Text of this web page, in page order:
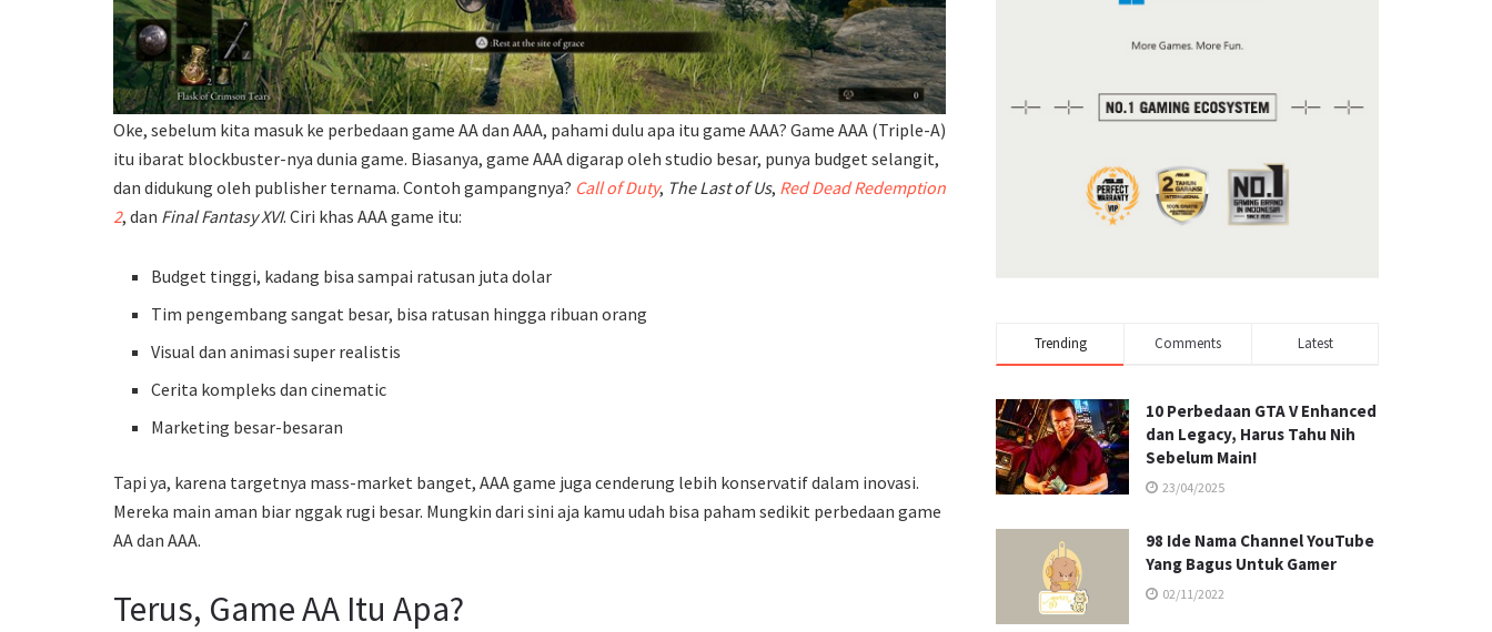
Oke, sebelum kita masuk ke perbedaan game AA dan AAA, pahami dulu apa itu game AAA? Game AAA (Triple-A)
itu ibarat blockbuster-nya dunia game. Biasanya, game AAA digarap oleh studio besar, punya budget selangit,
dan didukung oleh publisher ternama. Contoh gampangnya? Call of Duty, The Last of Us, Red Dead Redemption
2, dan Final Fantasy XVI. Ciri khas AAA game itu:
Budget tinggi, kadang bisa sampai ratusan juta dolar
Tim pengembang sangat besar, bisa ratusan hingga ribuan orang
Visual dan animasi super realistis
Cerita kompleks dan cinematic
Marketing besar-besaran
Tapi ya, karena targetnya mass-market banget, AAA game juga cenderung lebih konservatif dalam inovasi.
Mereka main aman biar nggak rugi besar. Mungkin dari sini aja kamu udah bisa paham sedikit perbedaan game
AA dan AAA.
Terus, Game AA Itu Apa?
Trending Comments Latest
10 Perbedaan GTA V Enhanced
dan Legacy, Harus Tahu Nih
Sebelum Main!
23/04/2025
98 Ide Nama Channel YouTube
Yang Bagus Untuk Gamer
02/11/2022